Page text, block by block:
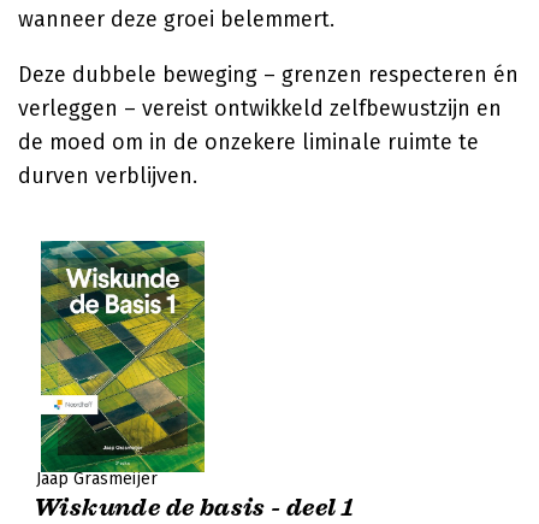
wanneer deze groei belemmert.
Deze dubbele beweging – grenzen respecteren én
verleggen – vereist ontwikkeld zelfbewustzijn en
de moed om in de onzekere liminale ruimte te
durven verblijven.
Jaap Grasmeijer
Wiskunde de basis - deel 1